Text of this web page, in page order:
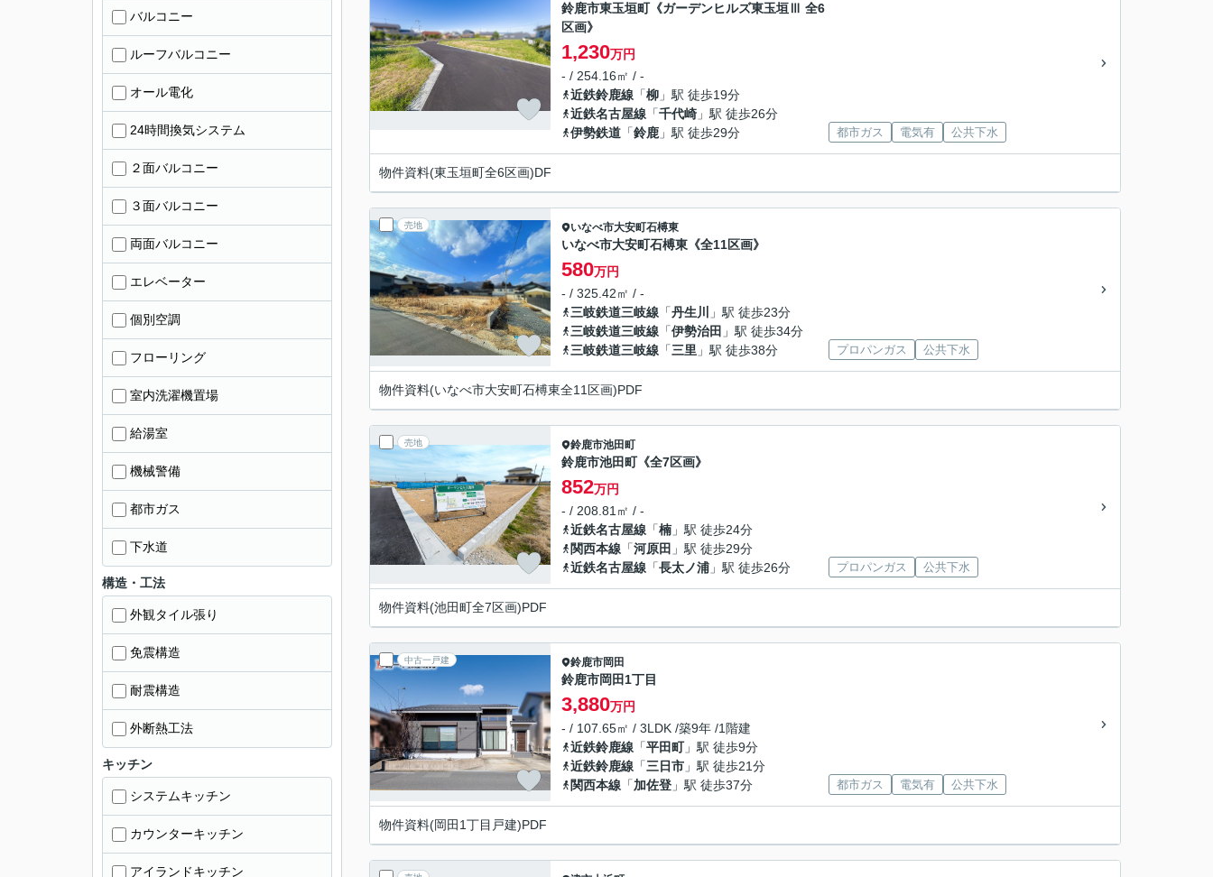
鈴鹿市東玉垣町《ガーデンヒルズ東玉垣Ⅲ 全6
区画》
1,230万円
- / 254.16㎡ / -
近鉄鈴鹿線 「柳 」駅 徒歩19分
近鉄名古屋線 「千代崎 」駅 徒歩26分
伊勢鉄道 「鈴鹿 」駅 徒歩29分 都市ガス 電気有 公共下水
物件資料(東玉垣町全6区画)DF
売地 いなべ市大安町石榑東
いなべ市大安町石榑東《全11区画》
580万円
- / 325.42㎡ / -
三岐鉄道三岐線 「丹生川
」駅 徒歩23分
三岐鉄道三岐線 「伊勢治田 」駅 徒歩34分
三岐鉄道三岐線 「三里 」駅 徒歩38分 プロパンガス 公共下水
物件資料(いなべ市大安町石榑東全11区画)PDF
売地 鈴鹿市池田町
鈴鹿市池田町《全7区画》
852万円
- / 208.81㎡ / -
近鉄名古屋線 「楠」駅 徒歩24分
関西本線 「河原田 」駅 徒歩29分
近鉄名古屋線 「長太ノ浦 」駅 徒歩26分 プロパンガス 公共下水
物件資料(池田町全7区画)PDF
中古一戸建 鈴鹿市岡田
鈴鹿市岡田1丁目
3,880万円
- / 107.65㎡ / 3LDK /築9年 /1階建
近鉄鈴鹿線 「平田町」駅 徒歩9分
近鉄鈴鹿線 「三日市 」駅 徒歩21分
関西本線 「加佐登 」駅 徒歩37分 都市ガス 電気有 公共下水
物件資料(岡田1丁目戸建)PDF
バルコニー
ルーフバルコニー
オール電化
24時間換気システム
２面バルコニー
３面バルコニー
両面バルコニー
エレベーター
個別空調
フローリング
室内洗濯機置場
給湯室
機械警備
都市ガス
下水道
構造・工法
外観タイル張り
免震構造
耐震構造
外断熱工法
キッチン
システムキッチン
カウンターキッチン
アイランドキッチン